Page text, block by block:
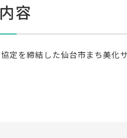
容
定を締結した仙台市まち美化